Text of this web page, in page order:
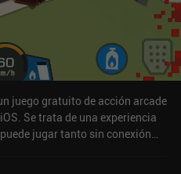
juego gratuito de acción arcade
Se trata de una experiencia
jugar tanto sin conexión